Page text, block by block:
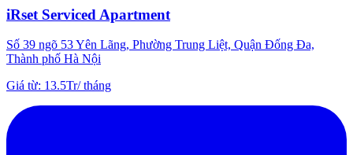
iRset Serviced Apartment
Số 39 ngõ 53 Yên Lãng, Phường Trung Liệt, Quận Đống Đa,
Thành phố Hà Nội
Giá từ: 13.5Tr/tháng